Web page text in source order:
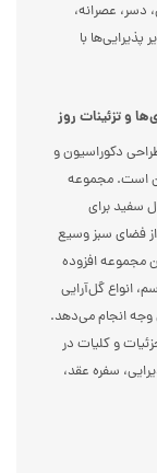
دسر، عصرانه،
پذیرایی‌ها با
و تزئینات روز
دکوراسیون و
است. مجموعه
سفید برای
فضای سبز وسیع
مجموعه افزوده
انواع گل‌آرایی
وجه انجام می‌دهد.
و کلیات در
سفره عقد،